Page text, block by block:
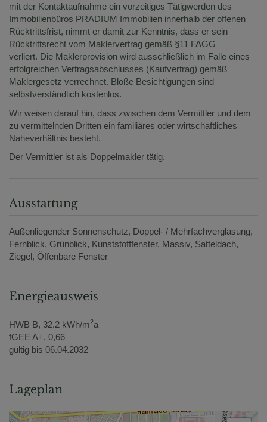
mit der Kontaktaufnahme ein vorzeitiges Tätigwerden des
Immobilienbüros PRADIUM Immobilien innerhalb der offenen
Rücktrittsfrist, nimmt er damit zur Kenntnis, dass er sein
Rücktrittsrecht vom Maklervertrag gemäß §11 FAGG
verliert. Die Maklerprovision wird ausschließlich im Falle eines
erfolgreichen Vertragsabschlusses (Kaufvertrag) gemäß
Maklergesetz verrechnet. Bloße Besichtigungen sind
selbstverständlich kostenlos.
Wir weisen darauf hin, dass zwischen dem Vermittler und dem
zu vermittelnden Dritten ein familiäres oder wirtschaftliches
Naheverhältnis besteht.
Der Vermittler ist als Doppelmakler tätig.
Ausstattung
Außenliegender Sonnenschutz Doppel- / Mehrfachverglasung
Fernblick Grünblick Kunststofffenster Massiv Satteldach
Ziegel Öffenbare Fenster
Energieausweis
HWB B, 32.2 kWh/m2a
fGEE A+, 0,66
gültig bis 06.04.2032
Lageplan